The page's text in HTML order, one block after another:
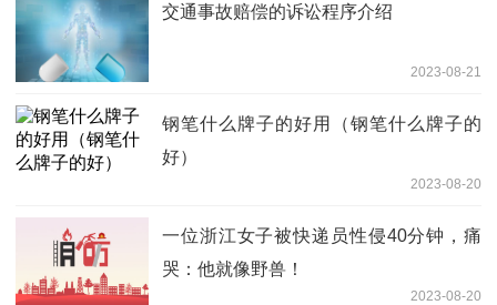
交通事故赔偿的诉讼程序介绍
2023-08-21
钢笔什么牌子的好用（钢笔什么牌子的
好）
2023-08-20
一位浙江女子被快递员性侵40分钟，痛
哭：他就像野兽！
2023-08-20